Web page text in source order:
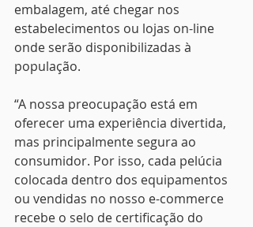
embalagem, até chegar nos
estabelecimentos ou lojas on-line
onde serão disponibilizadas à
população.
“A nossa preocupação está em
oferecer uma experiência divertida,
mas principalmente segura ao
consumidor. Por isso, cada pelúcia
colocada dentro dos equipamentos
ou vendidas no nosso e-commerce
recebe o selo de certificação do